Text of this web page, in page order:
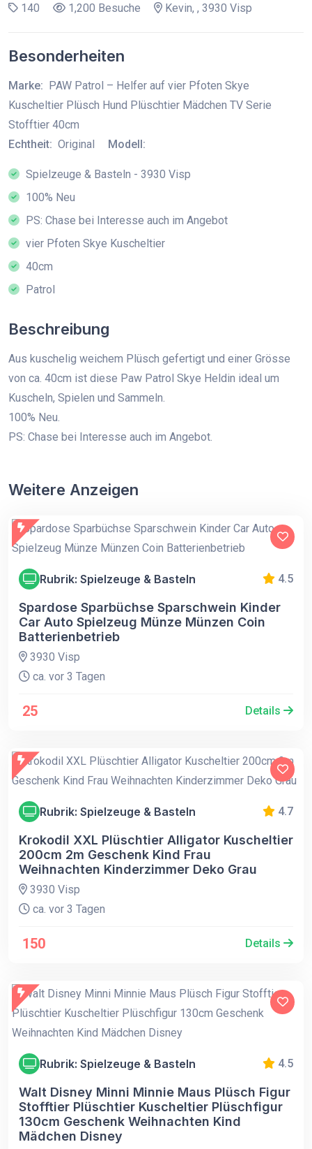
140 1,200 Besuche Kevin, , 3930 Visp
Besonderheiten
Marke:
PAW Patrol – Helfer auf vier Pfoten Skye
Kuscheltier Plüsch Hund Plüschtier Mädchen TV Serie
Stofftier 40cm
Echtheit: Original Modell:
Spielzeuge & Basteln - 3930 Visp
100% Neu
PS: Chase bei Interesse auch im Angebot
vier Pfoten Skye Kuscheltier
40cm
Patrol
Beschreibung
Aus kuschelig weichem Plüsch gefertigt und einer Grösse
von ca. 40cm ist diese Paw Patrol Skye Heldin ideal um
Kuscheln, Spielen und Sammeln.
100% Neu.
PS: Chase bei Interesse auch im Angebot.
Weitere Anzeigen
Rubrik: Spielzeuge & Basteln 4.5
Spardose Sparbüchse Sparschwein Kinder
Car Auto Spielzeug Münze Münzen Coin
Batterienbetrieb
3930 Visp
ca. vor 3 Tagen
25 Details
Rubrik: Spielzeuge & Basteln 4.7
Krokodil XXL Plüschtier Alligator Kuscheltier
200cm 2m Geschenk Kind Frau
Weihnachten Kinderzimmer Deko Grau
3930 Visp
ca. vor 3 Tagen
150 Details
Rubrik: Spielzeuge & Basteln 4.5
Walt Disney Minni Minnie Maus Plüsch Figur
Stofftier Plüschtier Kuscheltier Plüschfigur
130cm Geschenk Weihnachten Kind
Mädchen Disney